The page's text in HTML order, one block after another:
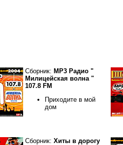
Сборник: МР3 Радио "
Милицейская волна "
107.8 FM
Приходите в мой
дом
Сборник: Хиты в дорогу